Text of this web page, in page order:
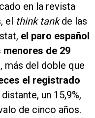
en la revista
el think tankde las
el paro español
de 29
más del doble que
el registrado
un 15,9%,
de cinco años.